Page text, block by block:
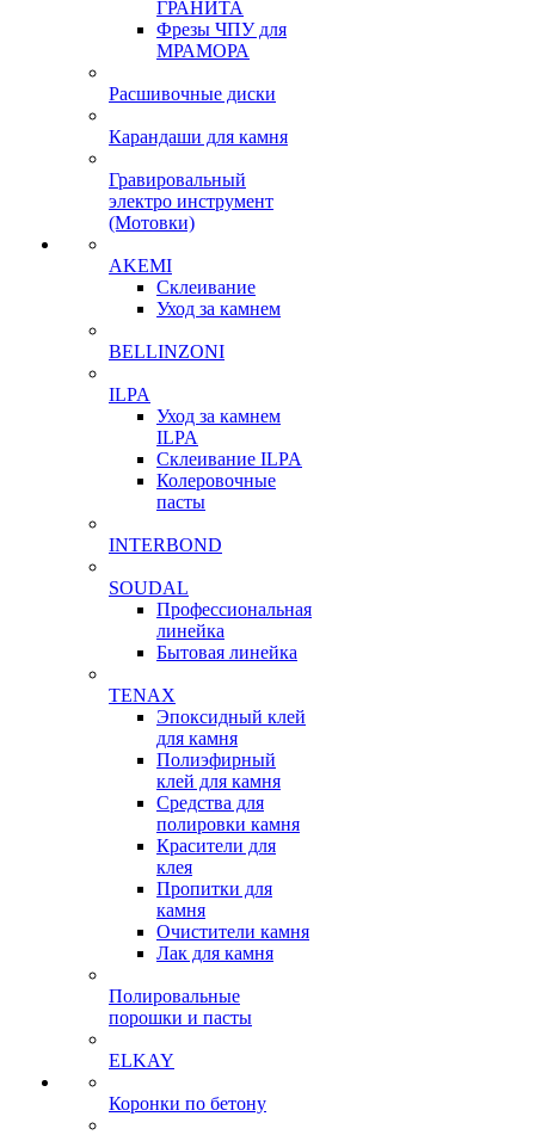
ГРАНИТА
Фрезы ЧПУ для
МРАМОРА
Расшивочные диски
Карандаши для камня
Гравировальный
электро инструмент
(Мотовки)
AKEMI
Склеивание
Уход за камнем
BELLINZONI
ILPA
Уход за камнем
ILPA
Склеивание ILPA
Колеровочные
пасты
INTERBOND
SOUDAL
Профессиональная
линейка
Бытовая линейка
TENAX
Эпоксидный клей
для камня
Полиэфирный
клей для камня
Средства для
полировки камня
Красители для
клея
Пропитки для
камня
Очистители камня
Лак для камня
Полировальные
порошки и пасты
ELKAY
Коронки по бетону